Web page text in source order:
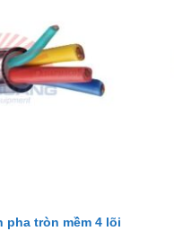
pha tròn mềm 4 lõi